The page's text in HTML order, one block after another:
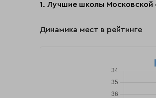
1. Лучшие школы
Динамика мест в рейтинге